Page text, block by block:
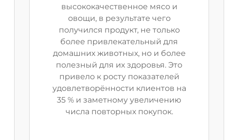
высококачественное мясо и
овощи, в результате чего
получился продукт, не только
более привлекательный для
домашних животных, но и более
полезный для их здоровья. Это
привело к росту показателей
удовлетворённости клиентов на
35 % и заметному увеличению
числа повторных покупок.